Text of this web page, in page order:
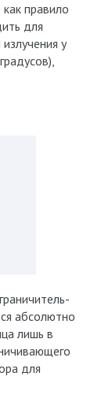
правило
для
у
абсолютно
лишь в
для